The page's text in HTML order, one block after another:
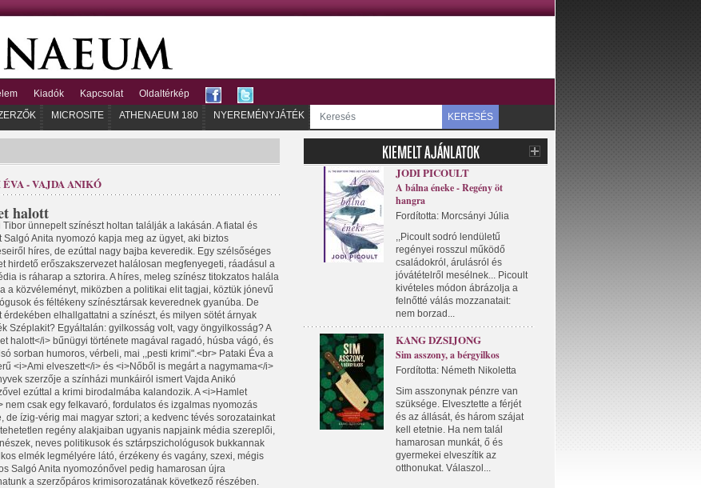
Kiadók Kapcsolat
Oldaltérkép
MICROSITE ATHENAEUM 180 NYEREMÉNYJÁTÉK KERESÉS
- VAJDA ANIKÓ
halott
Tibor ünnepelt színészt holtan találják a lakásán. A fiatal és
Salgó Anita nyomozó kapja meg az ügyet, aki biztos
híres, de ezúttal nagy bajba keveredik. Egy szélsőséges
hirdető erőszakszervezet halálosan megfenyegeti, ráadásul a
is ráharap a sztorira. A híres, meleg színész titokzatos halála
a közvéleményt, miközben a politikai elit tagjai, köztük jónevű
és féltékeny színésztársak keverednek gyanúba. De
érdekében elhallgattatni a színészt, és milyen sötét árnyak
Széplakit? Egyáltalán: gyilkosság volt, vagy öngyilkosság? A
halott</i> bűnügyi története magával ragadó, húsba vágó, és
sorban humoros, vérbeli, mai ,,pesti krimi".<br> Pataki Éva a
<i>Ami elveszett</i> és <i>Nőből is megárt a nagymama</i>
szerzője a színházi munkáiról ismert Vajda Anikó
ezúttal a krimi birodalmába kalandozik. A <i>Hamlet
nem csak egy felkavaró, fordulatos és izgalmas nyomozás
de ízig-vérig mai magyar sztori; a kedvenc tévés sorozatainkat
regény alakjaiban ugyanis napjaink média szereplői,
neves politikusok és sztárpszichológusok bukkannak
elmék legmélyére látó, érzékeny és vagány, szexi, mégis
Salgó Anita nyomozónővel pedig hamarosan újra
a szerzőpáros krimisorozatának következő részében.
JODI PICOULT
A bálna éneke - Regény öt
hangra
Fordította: Morcsányi Júlia
,,Picoult sodró lendületű
regényei rosszul működő
családokról, árulásról és
jóvátételről mesélnek... Picoult
kivételes módon ábrázolja a
felnőtté válás mozzanatait:
nem borzad...
KANG DZSIJONG
Sim asszony, a bérgyilkos
Fordította: Németh Nikoletta
Sim asszonynak pénzre van
szüksége. Elvesztette a férjét
és az állását, és három szájat
kell etetnie. Ha nem talál
hamarosan munkát, ő és
gyermekei elveszítik az
otthonukat. Válaszol...